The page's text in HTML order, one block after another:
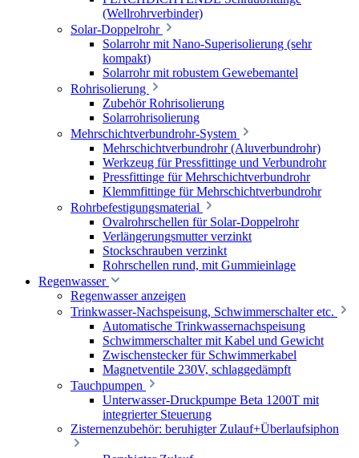
(Wellrohrverbinder)
Solar-Doppelrohr
Solarrohr mit Nano-Superisolierung (sehr
kompakt)
Solarrohr mit robustem Gewebemantel
Rohrisolierung
Zubehör Rohrisolierung
Solarrohrisolierung
Mehrschichtverbundrohr-System
Mehrschichtverbundrohr (Aluverbundrohr)
Werkzeug für Pressfittinge und Verbundrohr
Pressfittinge für Mehrschichtverbundrohr
Klemmfittinge für Mehrschichtverbundrohr
Rohrbefestigungsmaterial
Ovalrohrschellen für Solar-Doppelrohr
Verlängerungsmutter verzinkt
Stockschrauben verzinkt
Rohrschellen rund, mit Gummieinlage
Regenwasser
Regenwasser anzeigen
Trinkwasser-Nachspeisung, Schwimmerschalter etc.
Automatische Trinkwassernachspeisung
Schwimmerschalter mit Kabel und Gewicht
Zwischenstecker für Schwimmerkabel
Magnetventile 230V, schlaggedämpft
Tauchpumpen
Unterwasser-Druckpumpe Beta 1200T mit
integrierter Steuerung
Zisternenzubehör: beruhigter Zulauf+Überlaufsiphon